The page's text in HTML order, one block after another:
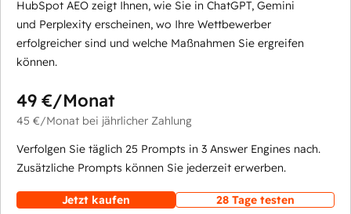
HubSpot AEO zeigt Ihnen, wie Sie in ChatGPT, Gemini
und Perplexity erscheinen, wo Ihre Wettbewerber
erfolgreicher sind und welche Maßnahmen Sie ergreifen
können.
49 €/Monat
45 €/Monat bei jährlicher Zahlung
Verfolgen Sie täglich 25 Prompts in 3 Answer Engines nach.
Zusätzliche Prompts können Sie jederzeit erwerben.
Jetzt kaufen
28 Tage testen